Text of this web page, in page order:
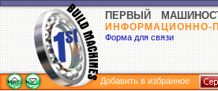
ПЕРВЫЙ
ИНФОРМАЦИОННО-
Форма для связи
Добавить в избранное